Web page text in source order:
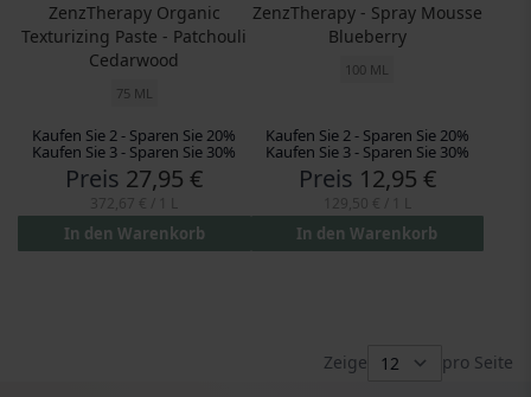
ZenzTherapy Organic
Texturizing Paste - Patchouli
Cedarwood
75 ML
Kaufen Sie 2 - Sparen Sie 20%
Kaufen Sie 3 - Sparen Sie 30%
Preis 27,95 €
In den Warenkorb
ZenzTherapy - Spray Mousse
Blueberry
100 ML
Kaufen Sie 2 - Sparen Sie 20%
Kaufen Sie 3 - Sparen Sie 30%
Preis 12,95 €
In den Warenkorb
Zeige pro Seite